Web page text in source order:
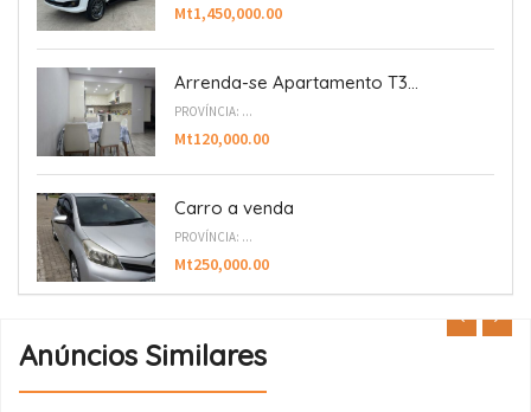
Mt1,450,000.00
Arrenda-se Apartamento T3...
PROVÍNCIA: ...
Mt120,000.00
Carro a venda
PROVÍNCIA: ...
Mt250,000.00
Anúncios Similares